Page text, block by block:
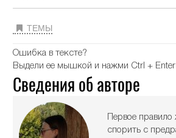
ТЕМЫ
Ошибка в тексте?
Выдели ее мышкой и нажми Ctrl + Enter
Сведения об авторе
Первое
спорить с